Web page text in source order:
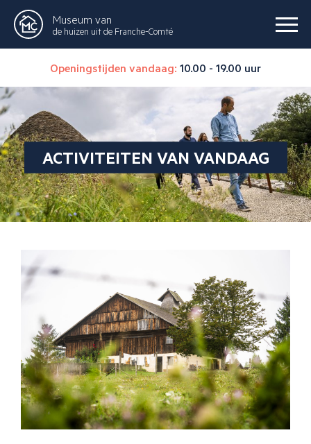
Museum van
de huizen uit de Franche-Comté
Openingstijden vandaag: 10.00 - 19.00 uur
ACTIVITEITEN VAN VANDAAG